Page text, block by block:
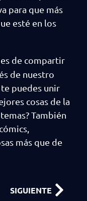
para que más
esté en los
de compartir
de nuestro
puedes unir
cosas de la
También
más que de
SIGUIENTE